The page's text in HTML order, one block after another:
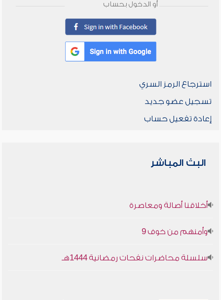
أو الدخول بحساب
استرجاع الرمز السري
تسجيل عضو جديد
إعادة تفعيل حساب
البث المباشر
أخلاقنا أصالة ومعاصرة
وأمنهم من خوف 9
سلسلة محاضرات نفحات رمضانية 1444هـ